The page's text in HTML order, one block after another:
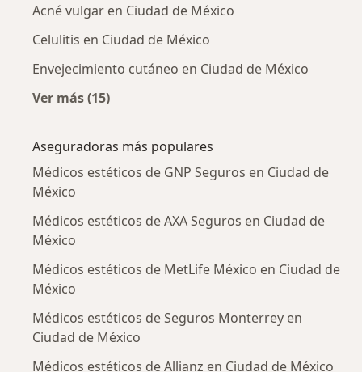
Acné vulgar en Ciudad de México
Celulitis en Ciudad de México
Envejecimiento cutáneo en Ciudad de México
Ver más (15)
Aseguradoras más populares
Médicos estéticos de GNP Seguros en Ciudad de
México
Médicos estéticos de AXA Seguros en Ciudad de
México
Médicos estéticos de MetLife México en Ciudad de
México
Médicos estéticos de Seguros Monterrey en
Ciudad de México
Médicos estéticos de Allianz en Ciudad de México